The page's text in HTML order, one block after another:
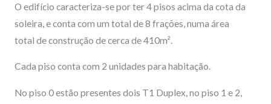
O edifício caracteriza-se por ter 4 pisos acima da cota da
soleira, e conta com um total de 8 frações, numa área
total de construção de cerca de 410m².
Cada piso conta com 2 unidades para habitação.
No piso 0 estão presentes dois T1 Duplex, no piso 1 e 2,